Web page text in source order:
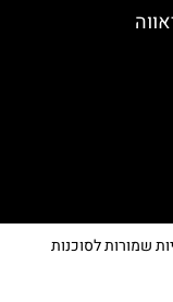
שמורות לסוכנות